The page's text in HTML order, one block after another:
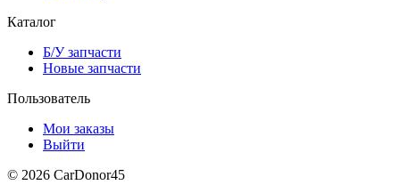
Каталог
Б/У запчасти
Новые запчасти
Пользователь
Мои заказы
Выйти
© 2026 CarDonor45